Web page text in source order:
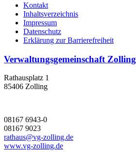
Kontakt
Inhaltsverzeichnis
Impressum
Datenschutz
Erklärung zur Barrierefreiheit
Verwaltungsgemeinschaft Zolling
Rathausplatz 1
85406 Zolling
08167 6943-0
08167 9023
rathaus@vg-zolling.de
www.vg-zolling.de